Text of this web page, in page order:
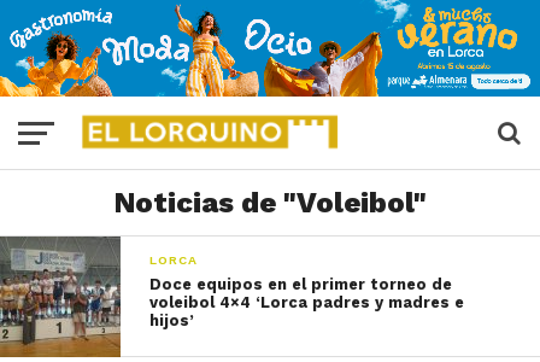
Noticias de "Voleibol"
LORCA
Doce equipos en el primer torneo de
voleibol 4×4 ‘Lorca padres y madres e
hijos’